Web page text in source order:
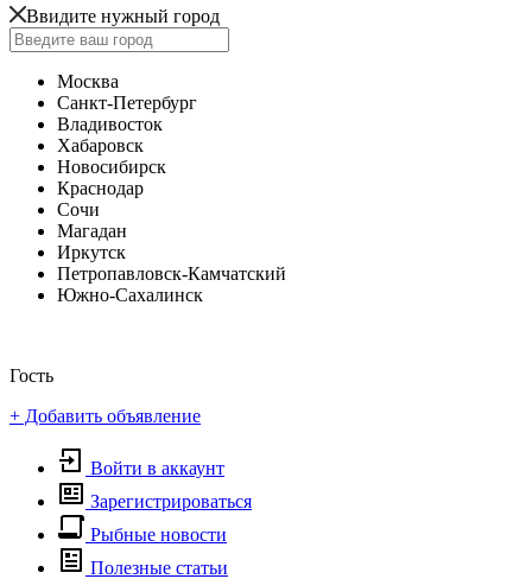
Ввидите нужный город
Москва
Санкт-Петербург
Владивосток
Хабаровск
Новосибирск
Краснодар
Сочи
Магадан
Иркутск
Петропавловск-Камчатский
Южно-Сахалинск
Гость
+ Добавить объявление
Войти в аккаунт
Зарегистрироваться
Рыбные новости
Полезные статьи